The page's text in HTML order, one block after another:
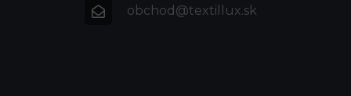
obchod@textillux.sk